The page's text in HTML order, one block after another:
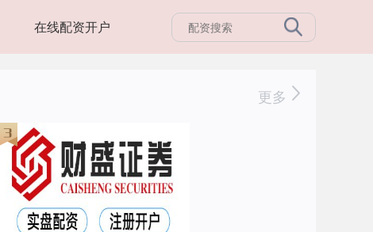
在线配资开户
更多